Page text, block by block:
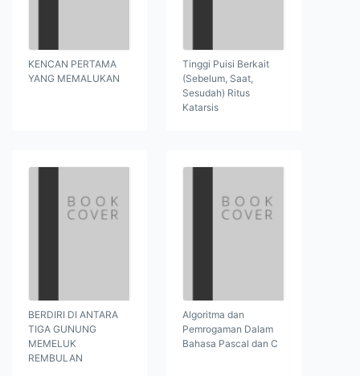
KENCAN PERTAMA
YANG MEMALUKAN
Tinggi Puisi Berkait
(Sebelum, Saat,
Sesudah) Ritus
Katarsis
BERDIRI DI ANTARA
TIGA GUNUNG
MEMELUK
REMBULAN
Algoritma dan
Pemrogaman Dalam
Bahasa Pascal dan C